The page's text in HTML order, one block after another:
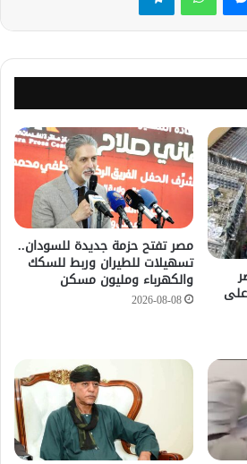
مصر تفتح حزمة جديدة للسودان..
تسهيلات للطيران وربط للسكك
والكهرباء ومليون مسكن
2026-08-08